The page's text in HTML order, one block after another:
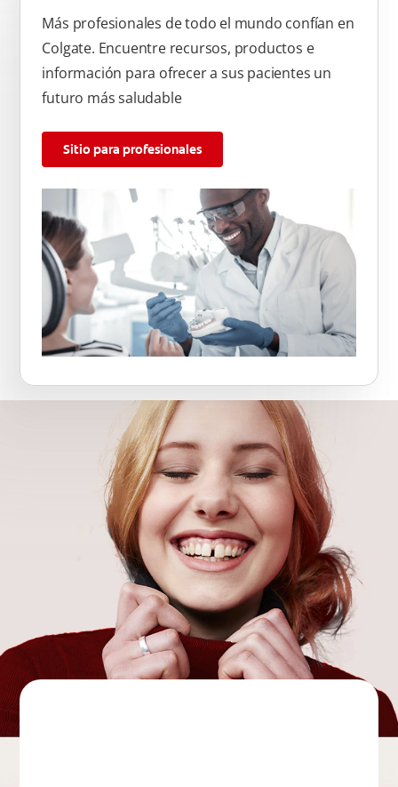
Más profesionales de todo el mundo confían en
Colgate. Encuentre recursos, productos e
información para ofrecer a sus pacientes un
futuro más saludable
Sitio para profesionales